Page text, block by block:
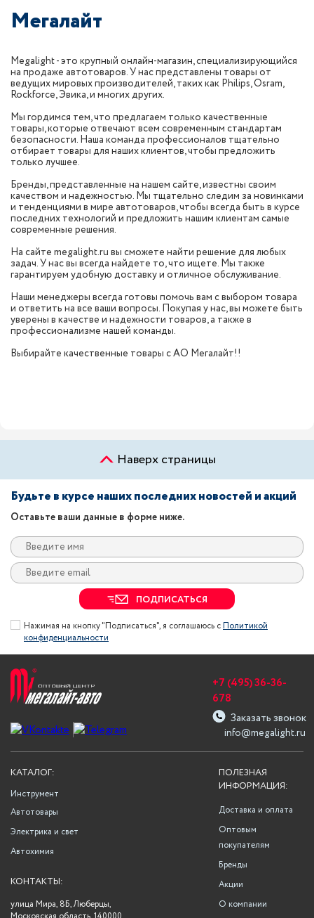
Мегалайт
Megalight - это крупный онлайн-магазин, специализирующийся
на продаже автотоваров. У нас представлены товары от
ведущих мировых производителей, таких как Philips, Osram,
Rockforce, Эвика, и многих других.
Мы гордимся тем, что предлагаем только качественные
товары, которые отвечают всем современным стандартам
безопасности. Наша команда профессионалов тщательно
отбирает товары для наших клиентов, чтобы предложить
только лучшее.
Бренды, представленные на нашем сайте, известны своим
качеством и надежностью. Мы тщательно следим за новинками
и тенденциями в мире автотоваров, чтобы всегда быть в курсе
последних технологий и предложить нашим клиентам самые
современные решения.
На сайте megalight.ru вы сможете найти решение для любых
задач. У нас вы всегда найдете то, что ищете. Мы также
гарантируем удобную доставку и отличное обслуживание.
Наши менеджеры всегда готовы помочь вам с выбором товара
и ответить на все ваши вопросы. Покупая у нас, вы можете быть
уверены в качестве и надежности товаров, а также в
профессионализме нашей команды.
Выбирайте качественные товары с АО Мегалайт!!
Наверх страницы
Будьте в курсе наших последних новостей и акций
Оставьте ваши данные в форме ниже.
ПОДПИСАТЬСЯ
Нажимая на кнопку "Подписаться", я соглашаюсь сПолитикой
конфиденциальности
info@megalight.ru
+7 (495) 36-36-
678
Заказать звонок
ПОЛЕЗНАЯ
ИНФОРМАЦИЯ:
Доставка и оплата
Оптовым
покупателям
Бренды
Акции
О компании
КАТАЛОГ:
Инструмент
Автотовары
Электрика и свет
Автохимия
КОНТАКТЫ:
улица Мира, 8Б, Люберцы,